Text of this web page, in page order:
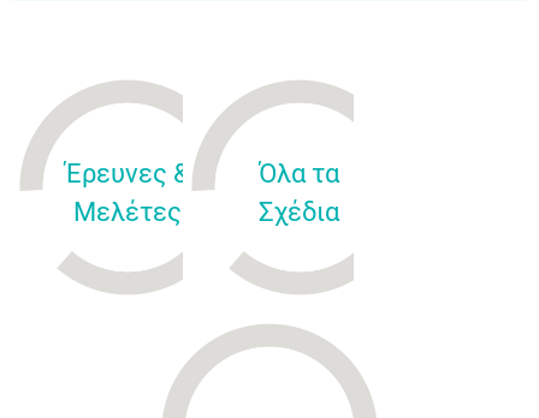
Έρευνες &
Μελέτες
Όλα τα
Σχέδια